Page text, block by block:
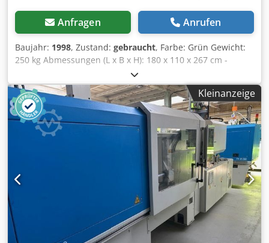
Anfragen Anrufen
Baujahr: 1998, Zustand: gebraucht, Farbe: Grün Gewicht:
250 kg Abmessungen (L x B x H): 180 x 110 x 267 cm -
Baujahr: 1998 - Dokumentation verfügbar: Nein - CE-
Zertifikat vorhanden: Nein - Seriennummer: 88 1 65 -
Hauptmotorleistung [kW]: 11.0 - Max. Werkstücklänge
[mm]: 1870 - Max. Werkstückhöhe [mm]: 2500 - Bedienung:
Manuell - Spannung [V]: 415 - Stromverbrauch [A]: 20 -
Sicherung [A]: 32 - Leistung [kW]: 11.0 - Transportmaße:
1800mm x 1100mm x 2670mm (l x b x h) -
Transportgewicht [kg]: 250kg - Transportpakete [Stk.]: 1
Dedpfxezrur As Afisck Finanzielle Informationen
Mehrwertsteuer: Der angegebene Preis versteht sich zzgl.
Mehrwertsteuer Mehrwertsteuer/Differenzbesteuerung:
Mehrwertsteuer abzugsfähig für Unternehmer Lieferung
und Inzahlungnahme jederzeit möglich für alles aus dem
Industriebereich Yorick Diebels
Kleinanzeige